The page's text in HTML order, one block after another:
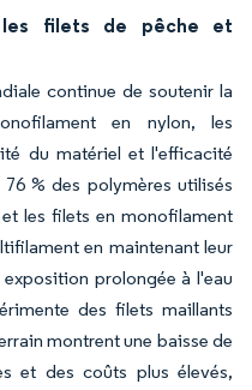
les filets de pêche et
continue de soutenir la
en nylon, les
du matériel et l'efficacité
% des polymères utilisés
les filets en monofilament
en maintenant leur
prolongée à l'eau
des filets maillants
montrent une baisse de
et des coûts plus élevés,